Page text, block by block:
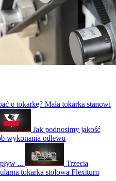
o tokarkę? Mała tokarka stanowi
Jak podnosimy jakość
wykonania odlewu
...
Trzecia
tokarka stołowa Flexiturn